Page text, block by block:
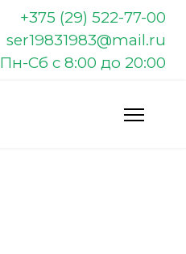
+375 (29) 522-77-00
ser19831983@mail.ru
Пн-Сб с 8:00 до 20:00